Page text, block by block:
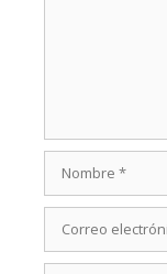
electrónico